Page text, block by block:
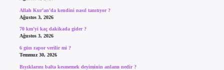
Allah Kur’an’da kendini nasıl tanıtıyor ?
Ağustos 3, 2026
70 km’yi kaç dakikada gider ?
Ağustos 3, 2026
6 gün rapor verilir mi ?
Temmuz 30, 2026
Bıyıklarını balta kesmemek deyiminin anlamı nedir ?